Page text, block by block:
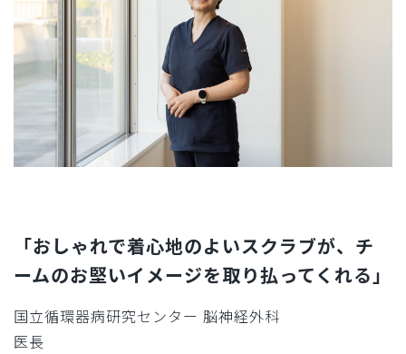
「おしゃれで着心地のよいスクラブが、チ
ームのお堅いイメージを取り払ってくれる」
国立循環器病研究センター 脳神経外科
医長